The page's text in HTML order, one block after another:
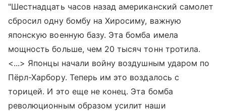
"Шестнадцать часов назад американский самолет
сбросил одну бомбу на Хиросиму, важную
японскую военную базу. Эта бомба имела
мощность больше, чем 20 тысяч тонн тротила.
<...> Японцы начали войну воздушным ударом по
Пёрл-Харбору. Теперь им это воздалось с
торицей. И это еще не конец. Эта бомба
революционным образом усилит наши